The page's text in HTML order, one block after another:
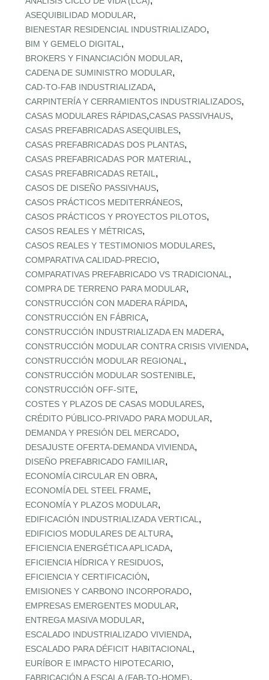
ASEQUIBILIDAD MODULAR,
BIENESTAR RESIDENCIAL INDUSTRIALIZADO,
BIM Y GEMELO DIGITAL ,
BROKERS Y FINANCIACIÓN MODULAR,
CADENA DE SUMINISTRO MODULAR,
CAD‑TO‑FAB INDUSTRIALIZADA,
CARPINTERÍA Y CERRAMIENTOS INDUSTRIALIZADOS,
CASAS MODULARES RÁPIDAS,CASAS PASSIVHAUS,
CASAS PREFABRICADAS ASEQUIBLES,
CASAS PREFABRICADAS DOS PLANTAS,
CASAS PREFABRICADAS POR MATERIAL ,
CASAS PREFABRICADAS RETAIL ,
CASOS DE DISEÑO PASSIVHAUS,
CASOS PRÁCTICOS MEDITERRÁNEOS,
CASOS PRÁCTICOS Y PROYECTOS PILOTOS,
CASOS REALES Y MÉTRICAS,
CASOS REALES Y TESTIMONIOS MODULARES,
COMPARATIVA CALIDAD‑PRECIO,
COMPARATIVAS PREFABRICADO VS TRADICIONAL ,
COMPRA DE TERRENO PARA MODULAR,
CONSTRUCCIÓN CON MADERA RÁPIDA,
CONSTRUCCIÓN EN FÁBRICA,
CONSTRUCCIÓN INDUSTRIALIZADA EN MADERA,
CONSTRUCCIÓN MODULAR CONTRA CRISIS VIVIENDA,
CONSTRUCCIÓN MODULAR REGIONAL ,
CONSTRUCCIÓN MODULAR SOSTENIBLE,
CONSTRUCCIÓN OFF‑SITE,
COSTES Y PLAZOS DE CASAS MODULARES,
CRÉDITO PÚBLICO‑PRIVADO PARA MODULAR,
DEMANDA Y PRESIÓN DEL MERCADO,
DESAJUSTE OFERTA‑DEMANDA VIVIENDA,
DISEÑO PREFABRICADO FAMILIAR,
ECONOMÍA CIRCULAR EN OBRA,
ECONOMÍA DEL STEEL FRAME,
ECONOMÍA Y PLAZOS MODULAR,
EDIFICACIÓN INDUSTRIALIZADA VERTICAL ,
EDIFICIOS MODULARES DE ALTURA,
EFICIENCIA ENERGÉTICA APLICADA,
EFICIENCIA HÍDRICA Y RESIDUOS,
EFICIENCIA Y CERTIFICACIÓN,
EMISIONES Y CARBONO INCORPORADO,
EMPRESAS EMERGENTES MODULAR,
ENTREGA MASIVA MODULAR,
ESCALADO INDUSTRIALIZADO VIVIENDA,
ESCALADO PARA DÉFICIT HABITACIONAL ,
EURÍBOR E IMPACTO HIPOTECARIO,
FABRICACIÓN A ESCALA (FAB‑TO‑HOME),